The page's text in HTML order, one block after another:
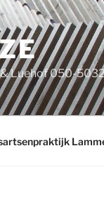
Luehof 050-